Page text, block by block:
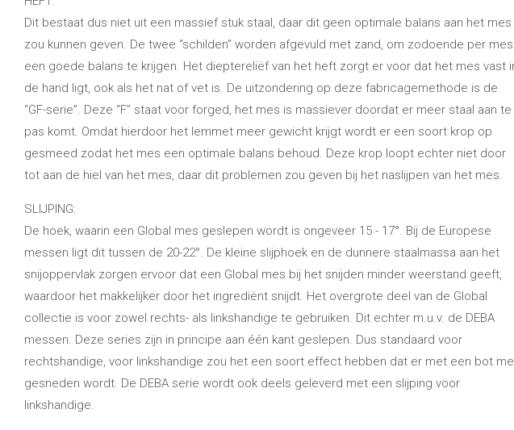
Dit bestaat dus niet uit een massief stuk staal, daar dit geen optimale balans aan het mes
zou kunnen geven. De twee “schilden” worden afgevuld met zand, om zodoende per mes
een goede balans te krijgen. Het dieptereliëf van het heft zorgt er voor dat het mes vast
de hand ligt, ook als het nat of vet is. De uitzondering op deze fabricagemethode is de
“GF-serie”. Deze “F” staat voor forged, het mes is massiever doordat er meer staal aan te
pas komt. Omdat hierdoor het lemmet meer gewicht krijgt wordt er een soort krop op
gesmeed zodat het mes een optimale balans behoud. Deze krop loopt echter niet door
tot aan de hiel van het mes, daar dit problemen zou geven bij het naslijpen van het mes.
SLIJPING:
De hoek, waarin een Global mes geslepen wordt is ongeveer 15 - 17°. Bij de Europese
messen ligt dit tussen de 20-22°. De kleine slijphoek en de dunnere staalmassa aan het
snijoppervlak zorgen ervoor dat een Global mes bij het snijden minder weerstand geeft,
waardoor het makkelijker door het ingrediënt snijdt. Het overgrote deel van de Global
collectie is voor zowel rechts- als linkshandige te gebruiken. Dit echter m.u.v. de DEBA
messen. Deze series zijn in principe aan één kant geslepen. Dus standaard voor
rechtshandige, voor linkshandige zou het een soort effect hebben dat er met een bot
gesneden wordt. De DEBA serie wordt ook deels geleverd met een slijping voor
linkshandige.